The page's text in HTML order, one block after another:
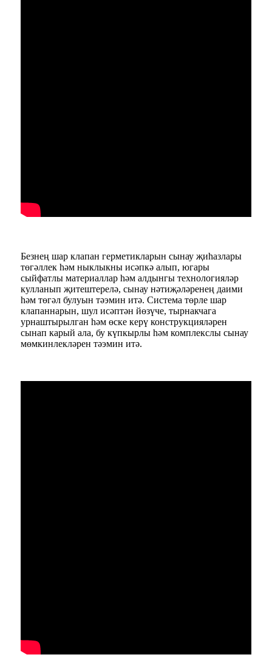
Безнең шар клапан герметикларын сынау җиһазлары
төгәллек һәм ныклыкны исәпкә алып, югары
сыйфатлы материаллар һәм алдынгы технологияләр
кулланып җитештерелә, сынау нәтиҗәләренең даими
һәм төгәл булуын тәэмин итә. Система төрле шар
клапаннарын, шул исәптән йөзүче, тырнакчага
урнаштырылган һәм өске керү конструкцияләрен
сынап карый ала, бу күпкырлы һәм комплекслы сынау
мөмкинлекләрен тәэмин итә.